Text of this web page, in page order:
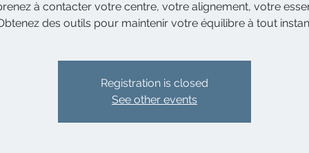
à contacter votre centre, votre alignement, votre
Registration is closed
See other events